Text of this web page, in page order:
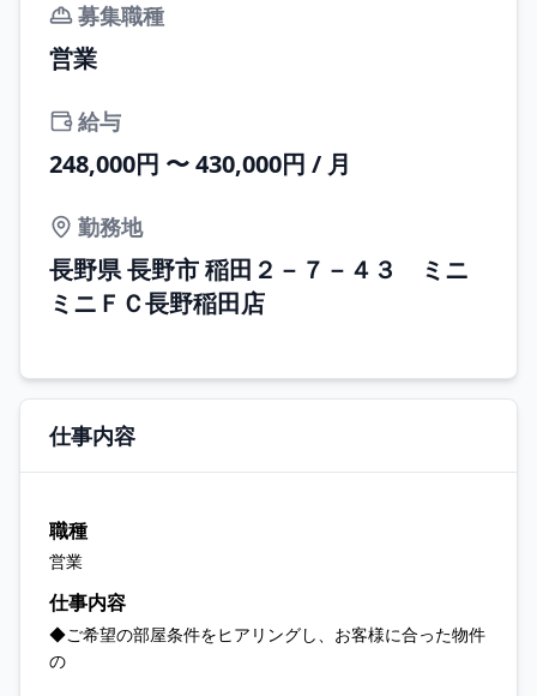
募集職種
営業
給与
248,000円 〜 430,000円 / 月
勤務地
長野県 長野市 稲田２－７－４３ ミニ
ミニＦＣ長野稲田店
仕事内容
職種
営業
仕事内容
◆ご希望の部屋条件をヒアリングし、お客様に合った物件
の